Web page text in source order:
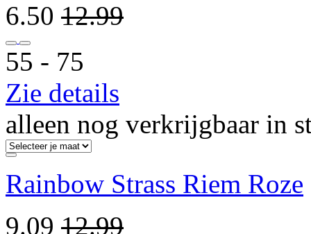
6.50 12.99
55 ‐ 75
Zie details
alleen nog verkrijgbaar in
Rainbow Strass Riem Roze
9.09 12.99